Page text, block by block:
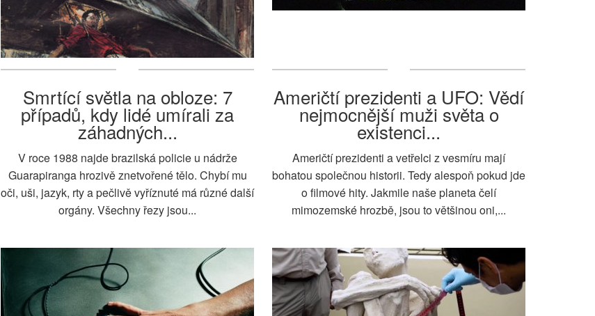
Smrtící světla na obloze: 7
případů, kdy lidé umírali za
záhadných...
V roce 1988 najde brazilská policie u nádrže
Guarapiranga hrozivě znetvořené tělo. Chybí mu
oči, uši, jazyk, rty a pečlivě vyříznuté má různé další
orgány. Všechny řezy jsou...
Američtí prezidenti a UFO: Vědí
nejmocnější muži světa o
existenci...
Američtí prezidenti a vetřelci z vesmíru mají
bohatou společnou historii. Tedy alespoň pokud jde
o filmové hity. Jakmile naše planeta čelí
mimozemské hrozbě, jsou to většinou oni,...